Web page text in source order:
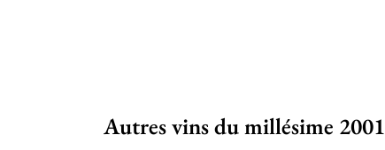
Autres vins du millésime 2001